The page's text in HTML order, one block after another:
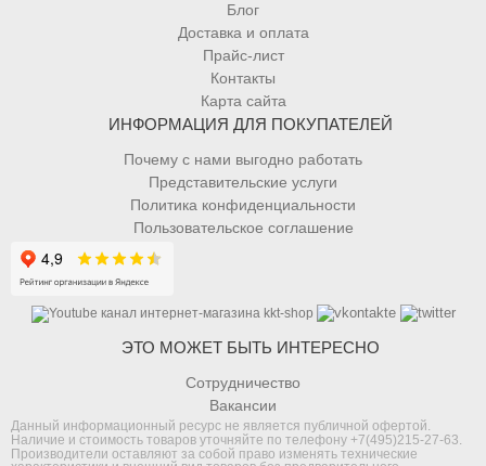
Блог
Доставка и оплата
Прайс-лист
Контакты
Карта сайта
ИНФОРМАЦИЯ ДЛЯ ПОКУПАТЕЛЕЙ
Почему с нами выгодно работать
Представительские услуги
Политика конфиденциальности
Пользовательское соглашение
ЭТО МОЖЕТ БЫТЬ ИНТЕРЕСНО
Сотрудничество
Вакансии
Данный информационный ресурс не является публичной офертой.
Наличие и стоимость товаров уточняйте по телефону +7(495)215-27-63
Производители оставляют за собой право изменять технические